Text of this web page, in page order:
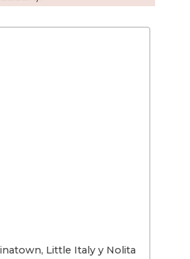
Little Italy y Nolita